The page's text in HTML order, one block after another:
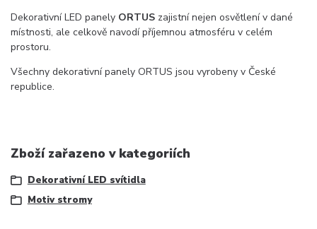
Dekorativní LED panely ORTUS zajistní nejen osvětlení v dané
místnosti, ale celkově navodí příjemnou atmosféru v celém
prostoru.
Všechny dekorativní panely ORTUS jsou vyrobeny v České
republice.
Zboží zařazeno v kategoriích
Dekorativní LED svítidla
Motiv stromy